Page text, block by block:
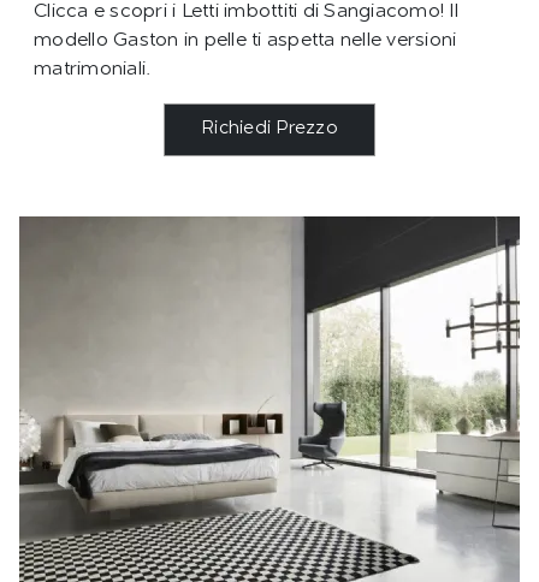
Clicca e scopri i Letti imbottiti di Sangiacomo! Il
modello Gaston in pelle ti aspetta nelle versioni
matrimoniali.
Richiedi Prezzo